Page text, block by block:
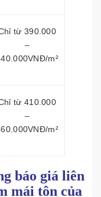
từ 390.000
–
m²
từ 410.000
–
m²
báo giá liên
mái tôn của